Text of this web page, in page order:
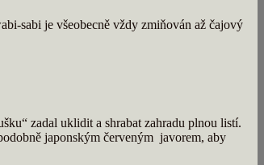
sabi je všeobecně vždy zmiňován až čajový
zadal uklidit a shrabat zahradu plnou listí.
japonským červeným javorem, aby